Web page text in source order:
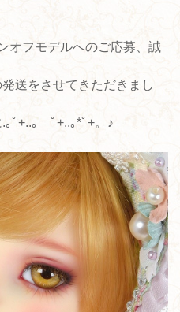
オフモデルへのご応募、誠
送をさせてきただきまし
｡ﾟ+..｡ ﾟ+..｡*ﾟ+。♪